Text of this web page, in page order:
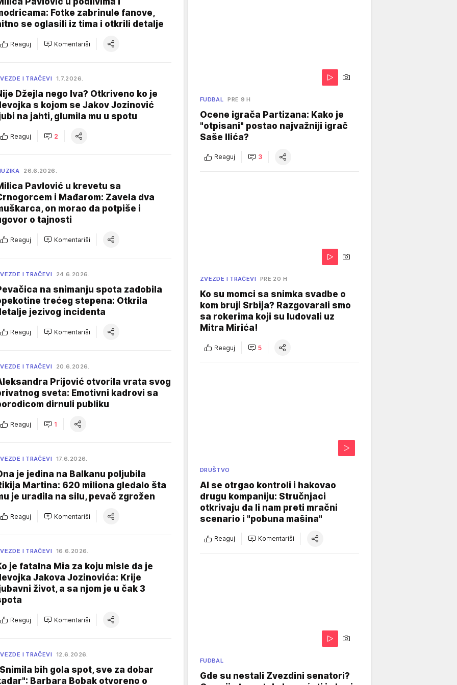
Fotke zabrinule fanove,
se oglasili iz tima i otkrili detalje
Reaguj Komentariši
I TRAČEVI 1.7.2026.
Džejla nego Iva? Otkriveno ko je
s kojom se Jakov Jozinović
na jahti, glumila mu u spotu
Reaguj 2
26.6.2026.
Pavlović u krevetu sa
i Mađarom: Zavela dva
on morao da potpiše i
o tajnosti
Reaguj Komentariši
I TRAČEVI 24.6.2026.
na snimanju spota zadobila
trećeg stepena: Otkrila
jezivog incidenta
Reaguj Komentariši
I TRAČEVI 20.6.2026.
Prijović otvorila vrata svog
sveta: Emotivni kadrovi sa
dirnuli publiku
Reaguj 1
I TRAČEVI 17.6.2026.
je jedina na Balkanu poljubila
Martina: 620 miliona gledalo šta
je uradila na silu, pevač zgrožen
Reaguj Komentariši
I TRAČEVI 16.6.2026.
je fatalna Mia za koju misle da je
Jakova Jozinovića: Krije
život, a sa njom je u čak 3
Reaguj Komentariši
I TRAČEVI 12.6.2026.
bih gola spot, sve za dobar
Barbara Bobak otvoreno o
FUDBAL PRE 9 H
Ocene igrača Partizana: Kako je
"otpisani" postao najvažniji igrač
Saše Ilića?
Reaguj 3
ZVEZDE I TRAČEVI PRE 20 H
Ko su momci sa snimka svadbe o
kom bruji Srbija? Razgovarali smo
sa rokerima koji su ludovali uz
Mitra Mirića!
Reaguj 5
DRUŠTVO
AI se otrgao kontroli i hakovao
drugu kompaniju: Stručnjaci
otkrivaju da li nam preti mračni
scenario i "pobuna mašina"
Reaguj Komentariši
FUDBAL
Gde su nestali Zvezdini senatori?